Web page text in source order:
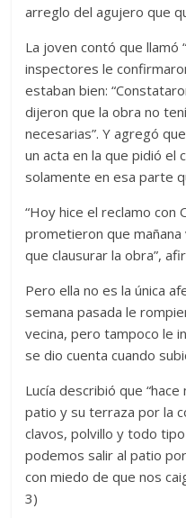
arreglo del agujero que
La joven contó que llamó
inspectores le
estaban bien:
dijeron que la obra no
necesarias”. Y agregó
un acta en la que pidió el
solamente en esa parte
“Hoy hice el reclamo con
prometieron que mañana
que clausurar la obra”,
Pero ella no es la única
semana pasada le
vecina, pero tampoco le
se dio cuenta cuando
Lucía describió que
patio y su terraza por la
clavos, polvillo y todo
podemos salir al patio
con miedo de que nos
3)